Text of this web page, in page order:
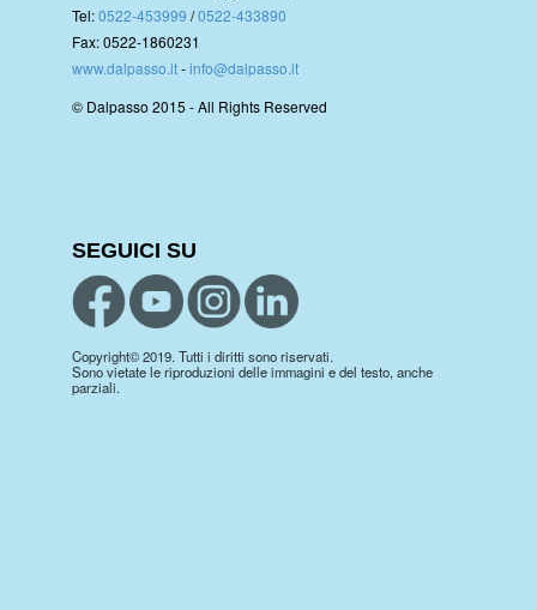
Tel:0522-453999 /0522-433890
Fax: 0522-1860231
www.dalpasso.it-info@dalpasso.it
© Dalpasso 2015 - All Rights Reserved
SEGUICI SU
Copyright© 2019. Tutti i diritti sono riservati.
Sono vietate le riproduzioni delle immagini e del testo, anche
parziali.